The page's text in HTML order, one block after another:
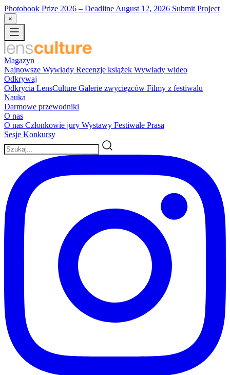
Photobook Prize 2026 – Deadline August 12, 2026 Submit Project
×
Magazyn
Najnowsze Wywiady Recenzje książek Wywiady wideo
Odkrywaj
Odkrycia LensCulture Galerie zwycięzców Filmy z festiwalu
Nauka
Darmowe przewodniki
O nas
O nas Członkowie jury Wystawy Festiwale Prasa
Sesje Konkursy